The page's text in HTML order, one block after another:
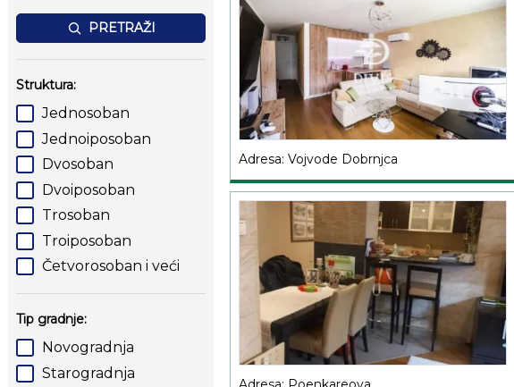
PRETRAŽI
Struktura:
Jednosoban
Jednoiposoban
Dvosoban
Dvoiposoban
Trosoban
Troiposoban
Četvorosoban i veći
Tip gradnje:
Novogradnja
Starogradnja
Adresa: Vojvode Dobrnjca